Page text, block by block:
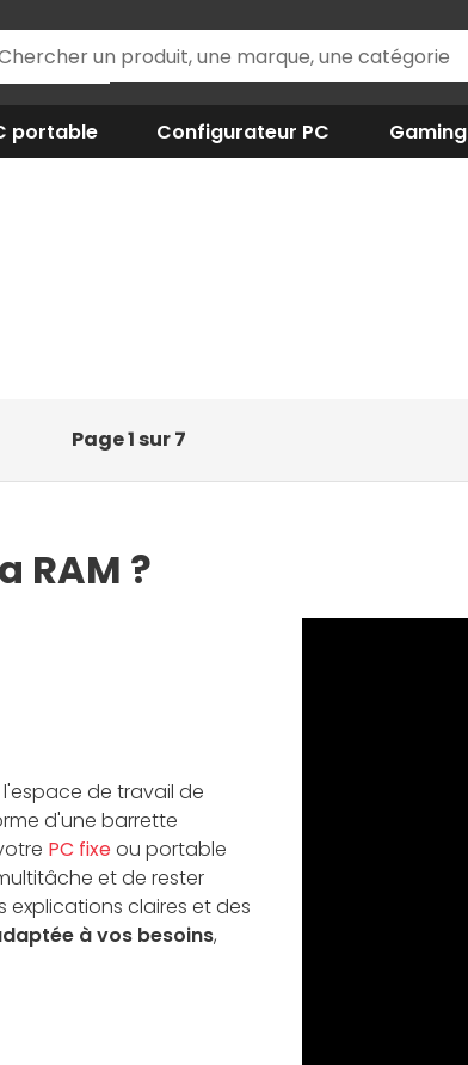
portable Configurateur PC Gaming
Page 1 sur 7
RAM ?
l'espace de travail de
d'une barrette
PC fixeou portable
et de rester
explications claires et des
à vos besoins,